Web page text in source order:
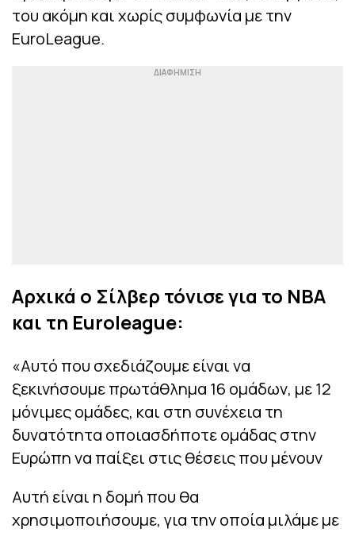
του ακόμη και χωρίς συμφωνία με την
EuroLeague.
Αρχικά ο Σίλβερ τόνισε για το NBA
και τη Euroleague:
«Αυτό που σχεδιάζουμε είναι να
ξεκινήσουμε πρωτάθλημα 16 ομάδων, με 12
μόνιμες ομάδες, και στη συνέχεια τη
δυνατότητα οποιασδήποτε ομάδας στην
Ευρώπη να παίξει στις θέσεις που μένουν
Αυτή είναι η δομή που θα
χρησιμοποιήσουμε, για την οποία μιλάμε με